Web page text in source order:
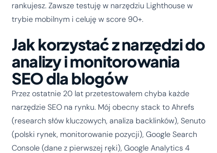
rankujesz. Zawsze testuję w narzędziu Lighthouse w
trybie mobilnym i celuję w score 90+.
Jak korzystać z narzędzi do
analizy i monitorowania
SEO dla blogów
Przez ostatnie 20 lat przetestowałem chyba każde
narzędzie SEO na rynku. Mój obecny stack to Ahrefs
(research słów kluczowych, analiza backlinków), Senuto
(polski rynek, monitorowanie pozycji), Google Search
Console (dane z pierwszej ręki), Google Analytics 4